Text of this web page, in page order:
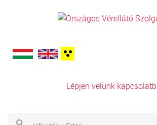
Lépjen velünk